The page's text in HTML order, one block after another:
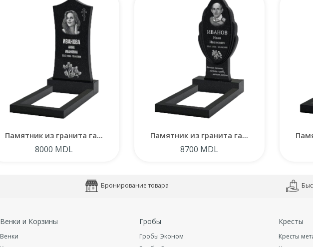
Памятник из гранита га...
8000 MDL
Памятник из гранита га...
8700 MDL
Бронирование товара
Венки и Корзины
Венки
Гробы
Гробы Эконом
Кресты
Кресты